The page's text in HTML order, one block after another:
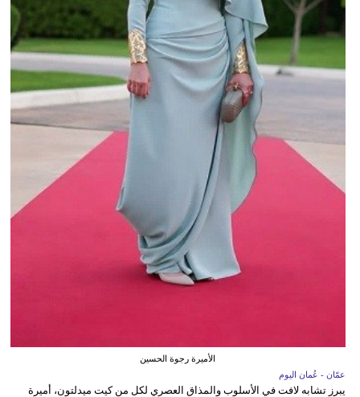
الأميرة رجوة الحسين
عمّان - عُمان اليوم
يبرز تشابه لافت في الأسلوب والمذاق العصري لكل من كيت ميدلتون، أميرة